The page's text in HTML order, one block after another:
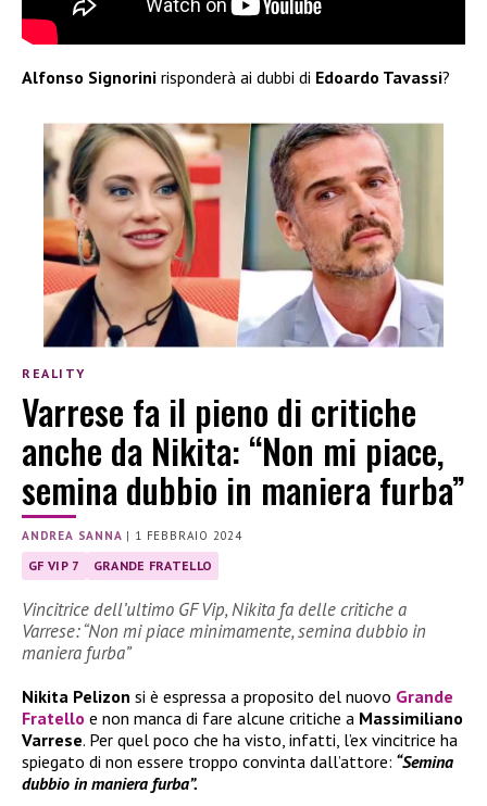
Alfonso Signorini risponderà ai dubbi di Edoardo Tavassi?
REALITY
Varrese fa il pieno di critiche
anche da Nikita: “Non mi piace,
semina dubbio in maniera furba”
ANDREA SANNA | 1 FEBBRAIO 2024
GF VIP 7 GRANDE FRATELLO
Vincitrice dell’ultimo GF Vip, Nikita fa delle critiche a
Varrese: “Non mi piace minimamente, semina dubbio in
maniera furba”
Nikita Pelizon si è espressa a proposito del nuovo Grande
Fratello e non manca di fare alcune critiche a Massimiliano
Varrese. Per quel poco che ha visto, infatti, l’ex vincitrice ha
spiegato di non essere troppo convinta dall’attore: “Semina
dubbio in maniera furba”.